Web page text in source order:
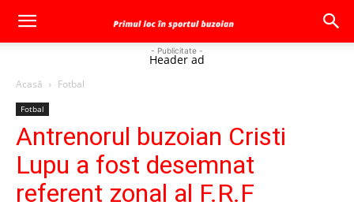
- Publicitate -
Header ad
Acasă Fotbal
Fotbal
Antrenorul buzoian Cristi
Lupu a fost desemnat
referent zonal al F.R.F